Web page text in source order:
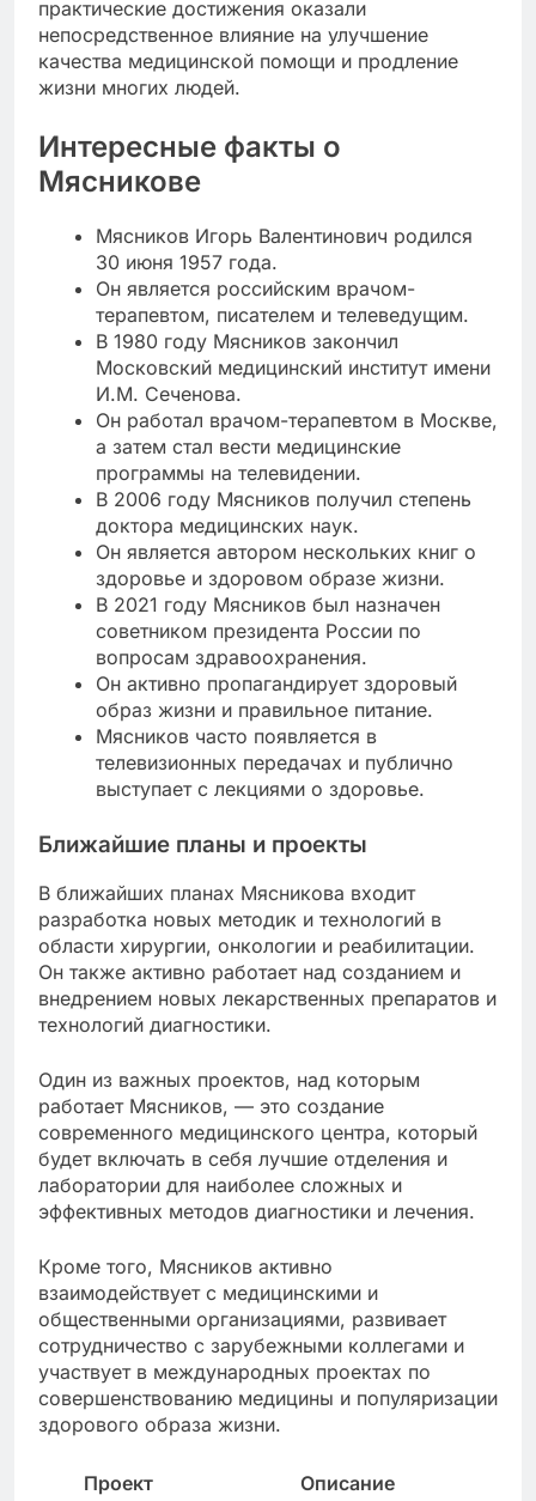
практические достижения оказали
непосредственное влияние на улучшение
качества медицинской помощи и продление
жизни многих людей.
Интересные факты о
Мясникове
Мясников Игорь Валентинович родился
30 июня 1957 года.
Он является российским врачом-
терапевтом, писателем и телеведущим.
В 1980 году Мясников закончил
Московский медицинский институт имени
И.М. Сеченова.
Он работал врачом-терапевтом в Москве,
а затем стал вести медицинские
программы на телевидении.
В 2006 году Мясников получил степень
доктора медицинских наук.
Он является автором нескольких книг о
здоровье и здоровом образе жизни.
В 2021 году Мясников был назначен
советником президента России по
вопросам здравоохранения.
Он активно пропагандирует здоровый
образ жизни и правильное питание.
Мясников часто появляется в
телевизионных передачах и публично
выступает с лекциями о здоровье.
Ближайшие планы и проекты
В ближайших планах Мясникова входит
разработка новых методик и технологий в
области хирургии, онкологии и реабилитации.
Он также активно работает над созданием и
внедрением новых лекарственных препаратов и
технологий диагностики.
Один из важных проектов, над которым
работает Мясников, — это создание
современного медицинского центра, который
будет включать в себя лучшие отделения и
лаборатории для наиболее сложных и
эффективных методов диагностики и лечения.
Кроме того, Мясников активно
взаимодействует с медицинскими и
общественными организациями, развивает
сотрудничество с зарубежными коллегами и
участвует в международных проектах по
совершенствованию медицины и популяризации
здорового образа жизни.
Проект Описание